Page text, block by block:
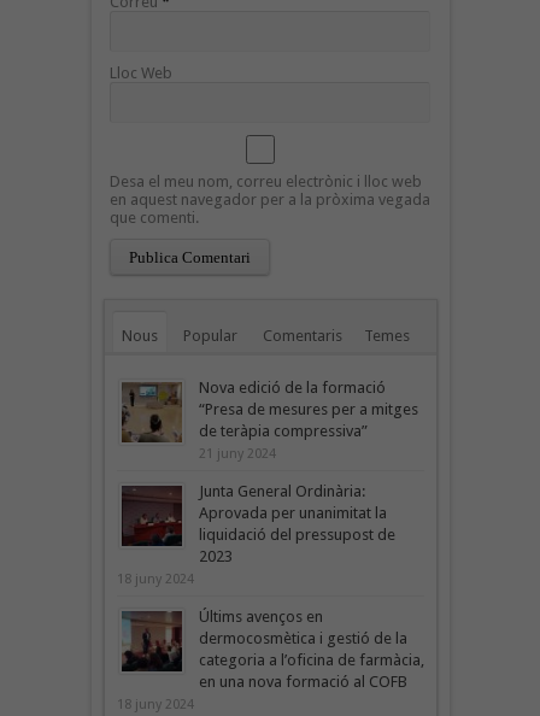
Lloc Web
Desa el meu nom, correu electrònic i lloc web
en aquest navegador per a la pròxima vegada
que comenti.
Nous Popular Comentaris Temes
Nova edició de la formació
“Presa de mesures per a mitges
de teràpia compressiva”
21 juny 2024
Junta General Ordinària:
Aprovada per unanimitat la
liquidació del pressupost de
2023
18 juny 2024
Últims avenços en
dermocosmètica i gestió de la
categoria a l’oficina de farmàcia,
en una nova formació al COFB
18 juny 2024